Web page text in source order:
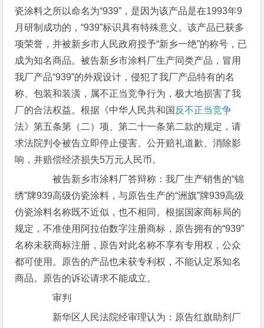
瓷涂料之所以命名为“939”，是因为该产品是在1993年9
月研制成功的，“939”标识具有特殊意义。该产品已获多
项荣誉，并被新乡市人民政府授予“新乡一绝”的称号，已
成为知名商品。被告新乡市涂料厂生产同类产品，冒用
我厂产品“939”的外观设计，侵犯了我厂产品特有的名
称、包装和装潢，属不正当竞争行为，极大地损害了我
厂的合法权益。根据《中华人民共和国 反不正当竞争
法》第五条第（二）项、第二十一条第二款的规定，请
求法院判令被告立即停止侵害、公开赔礼道歉、消除影
响，并赔偿经济损失5万元人民币。
被告新乡市涂料厂答辩称：我厂生产销售的“锦
绣”牌939高级仿瓷涂料，与原告生产的“洲旗”牌939高级
仿瓷涂料名称既不近似，也不相同。根据国家商标局的
规定，不准使用阿拉伯数字注册商标，原告拥有的“939”
名称未获商标注册，原告对此名称不享有专用权，公众
都可使用。原告的产品也未获专利权，不能认定系知名
商品。原告的诉讼请求不能成立。
审判
新华区人民法院经审理认为：原告红旗助剂厂